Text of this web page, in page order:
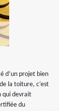
d’un projet bien
la toiture, c’est
qui devrait
du